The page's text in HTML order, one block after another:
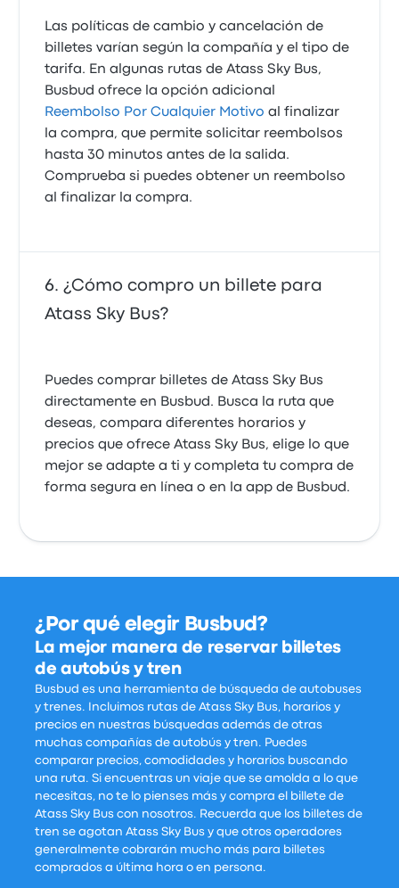
Las políticas de cambio y cancelación de
billetes varían según la compañía y el tipo de
tarifa. En algunas rutas de Atass Sky Bus,
Busbud ofrece la opción adicional
Reembolso Por Cualquier Motivo al finalizar
la compra, que permite solicitar reembolsos
hasta 30 minutos antes de la salida.
Comprueba si puedes obtener un reembolso
al finalizar la compra.
¿Cómo compro un billete para
Atass Sky Bus?
Puedes comprar billetes de Atass Sky Bus
directamente en Busbud. Busca la ruta que
deseas, compara diferentes horarios y
precios que ofrece Atass Sky Bus, elige lo que
mejor se adapte a ti y completa tu compra de
forma segura en línea o en la app de Busbud.
¿Por qué elegir Busbud?
La mejor manera de reservar billetes
de autobús y tren
Busbud es una herramienta de búsqueda de autobuses
y trenes. Incluimos rutas de Atass Sky Bus, horarios y
precios en nuestras búsquedas además de otras
muchas compañías de autobús y tren. Puedes
comparar precios, comodidades y horarios buscando
una ruta. Si encuentras un viaje que se amolda a lo que
necesitas, no te lo pienses más y compra el billete de
Atass Sky Bus con nosotros. Recuerda que los billetes de
tren se agotan Atass Sky Bus y que otros operadores
generalmente cobrarán mucho más para billetes
comprados a última hora o en persona.